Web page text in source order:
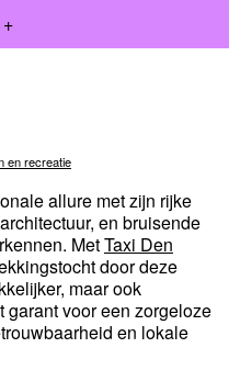
en recreatie
allure met zijn rijke
en bruisende
MetTaxi Den
door deze
maar ook
garant voor een zorgeloze
en lokale